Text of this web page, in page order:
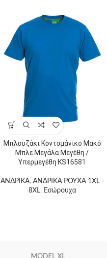
Μπλουζάκι Κοντομάνικο Μακό
Μπλε Μεγάλα Μεγέθη /
Υπερμεγέθη KS16581
ΑΝΔΡΙΚΑ, ΑΝΔΡΙΚΑ ΡΟΥΧΑ 1XL -
8XL, Εσώρουχα